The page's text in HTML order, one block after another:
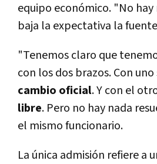
equipo económico. "No hay
baja la expectativa la
"Tenemos claro que
con los dos brazos. Con
cambio oficial. Y con el
libre. Pero no hay nada
el mismo funcionario.
La única admisión refiere a